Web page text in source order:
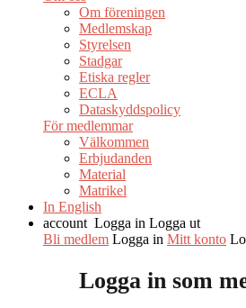
Om föreningen
Medlemskap
Styrelsen
Stadgar
Etiska regler
ECLA
Dataskyddspolicy
För medlemmar
Välkommen
Erbjudanden
Material
Matrikel
In English
account Logga in Logga ut
Bli medlem Logga in Mitt konto
Logga in som